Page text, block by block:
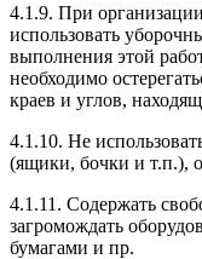
4.1.9. При
использовать
выполнения этой
необходимо
краев и углов,
4.1.10. Не
(ящики, бочки и т.п.),
4.1.11. Содержать
загромождать
бумагами и пр.